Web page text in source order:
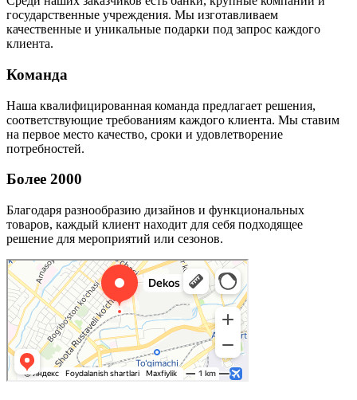
государственные учреждения. Мы изготавливаем
качественные и уникальные подарки под запрос каждого
клиента.
Команда
Наша квалифицированная команда предлагает решения,
соответствующие требованиям каждого клиента. Мы ставим
на первое место качество, сроки и удовлетворение
потребностей.
Более 2000
Благодаря разнообразию дизайнов и функциональных
товаров, каждый клиент находит для себя подходящее
решение для мероприятий или сезонов.